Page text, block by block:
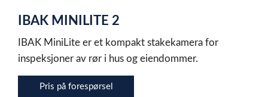
of
1
IBAK MINILITE 2
IBAK MiniLite er et kompakt stakekamera for
inspeksjoner av rør i hus og eiendommer.
Pris på forespørsel